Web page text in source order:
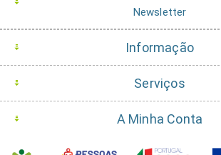
Newsletter
Informação
Serviços
A Minha Conta